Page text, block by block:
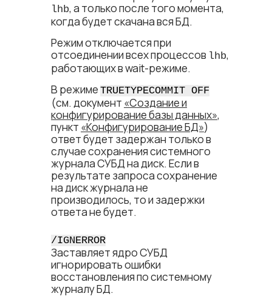
lhb, а только после того момента,
когда будет скачана вся БД.
Режим отключается при
отсоединении всех процессов lhb,
работающих в wait-режиме.
В режиме TRUETYPECOMMIT OFF
(см. документ «Создание и
конфигурирование базы данных»,
пункт «Конфигурирование БД»)
ответ будет задержан только в
случае сохранения системного
журнала СУБД на диск. Если в
результате запроса сохранение
на диск журнала не
производилось, то и задержки
ответа не будет.
/IGNERROR
Заставляет ядро СУБД
игнорировать ошибки
восстановления по системному
журналу БД.